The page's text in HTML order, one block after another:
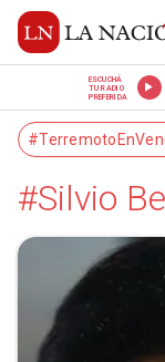
ESCUCHÁ
TU RADIO
PREFERIDA
#Silvio